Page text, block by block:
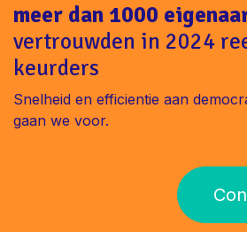
meer dan 1000
vertrouwden in 2024
keurders
Snelheid en efficientie aan
gaan we voor.